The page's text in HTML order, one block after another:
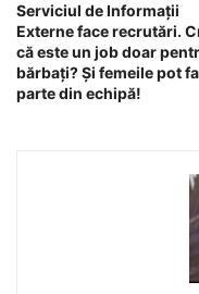
Serviciul de Informații
Externe face recrutări.
că este un job doar
bărbați? Și femeile pot
parte din echipă!